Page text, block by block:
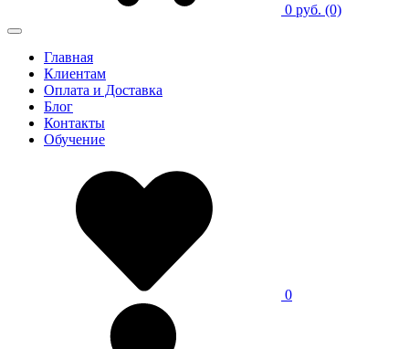
0 руб. (0)
Главная
Клиентам
Оплата и Доставка
Блог
Контакты
Обучение
0